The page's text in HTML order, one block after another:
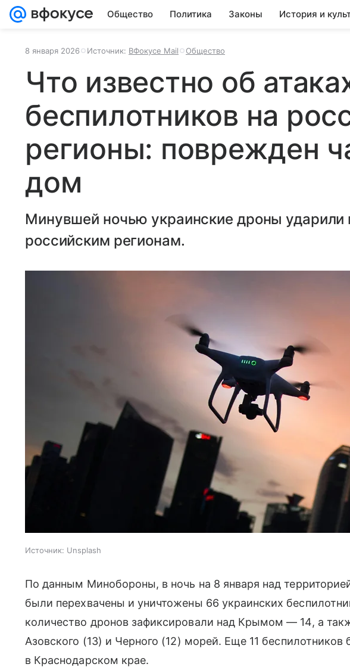
Общество Политика Законы История и
8 января 2026 Источник: ВФокусе Mail Общество
Что известно об
беспилотников на
регионы: поврежден
дом
Минувшей ночью украинские дроны ударили
российским регионам.
Источник: Unsplash
По данным Минобороны, в ночь на 8 января над
были перехвачены и уничтожены 66 украинских
количество дронов зафиксировали над Крымом — 14, а
Азовского (13) и Черного (12) морей. Еще 11 беспилотников
в Краснодарском крае.